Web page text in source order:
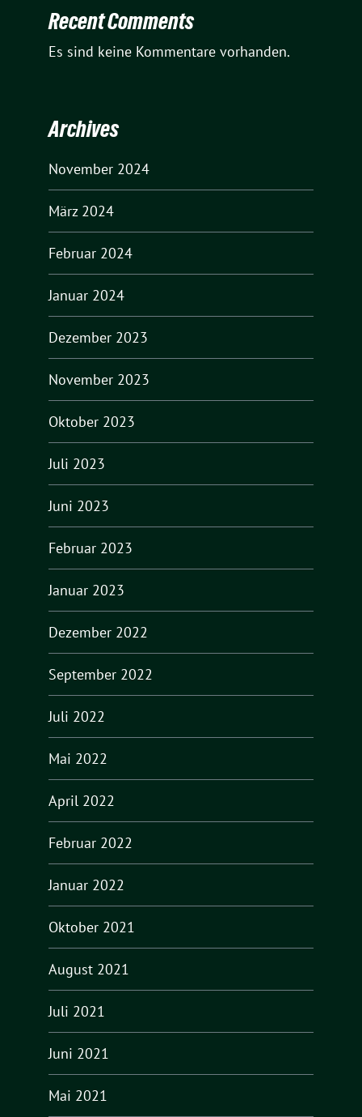
Recent Comments
Es sind keine Kommentare vorhanden.
Archives
November 2024
März 2024
Februar 2024
Januar 2024
Dezember 2023
November 2023
Oktober 2023
Juli 2023
Juni 2023
Februar 2023
Januar 2023
Dezember 2022
September 2022
Juli 2022
Mai 2022
April 2022
Februar 2022
Januar 2022
Oktober 2021
August 2021
Juli 2021
Juni 2021
Mai 2021